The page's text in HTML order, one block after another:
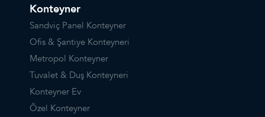
Konteyner
Sandviç Panel Konteyner
Ofis & Şantiye Konteyneri
Metropol Konteyner
Tuvalet & Duş Konteyneri
Konteyner Ev
Özel Konteyner